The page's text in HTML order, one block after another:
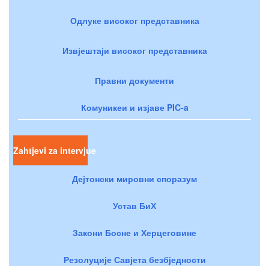
Одлуке високог представника
Извјештаји високог представника
Правни документи
Комуникеи и изјаве PIC-a
Zahtjevi za intervjue
Дејтонски мировни споразум
Устав БиХ
Закони Босне и Херцеговине
Резолуције Савјета безбједности